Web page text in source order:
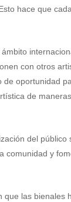
hace que
con otros
oportunidad
de
del
comunidad y
las bienales